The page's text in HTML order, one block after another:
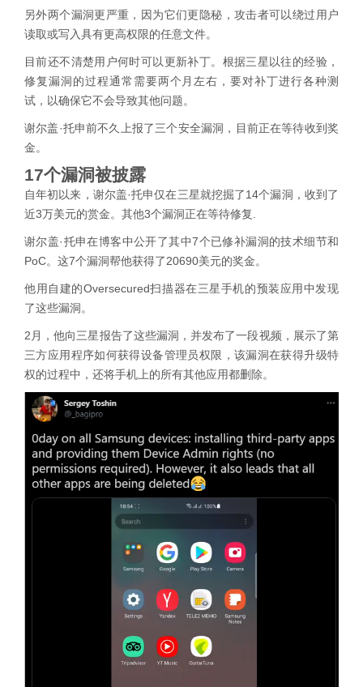
另外两个漏洞更严重，因为它们更隐秘，攻击者可以绕过用户
读取或写入具有更高权限的任意文件。
目前还不清楚用户何时可以更新补丁。根据三星以往的经验，
修复漏洞的过程通常需要两个月左右，要对补丁进行各种测
试，以确保它不会导致其他问题。
谢尔盖·托申前不久上报了三个安全漏洞，目前正在等待收到奖
金。
17个漏洞被披露
自年初以来，谢尔盖·托申仅在三星就挖掘了14个漏洞，收到了
近3万美元的赏金。其他3个漏洞正在等待修复.
谢尔盖·托申在博客中公开了其中7个已修补漏洞的技术细节和
PoC。这7个漏洞帮他获得了20690美元的奖金。
他用自建的Oversecured扫描器在三星手机的预装应用中发现
了这些漏洞。
2月，他向三星报告了这些漏洞，并发布了一段视频，展示了第
三方应用程序如何获得设备管理员权限，该漏洞在获得升级特
权的过程中，还将手机上的所有其他应用都删除。